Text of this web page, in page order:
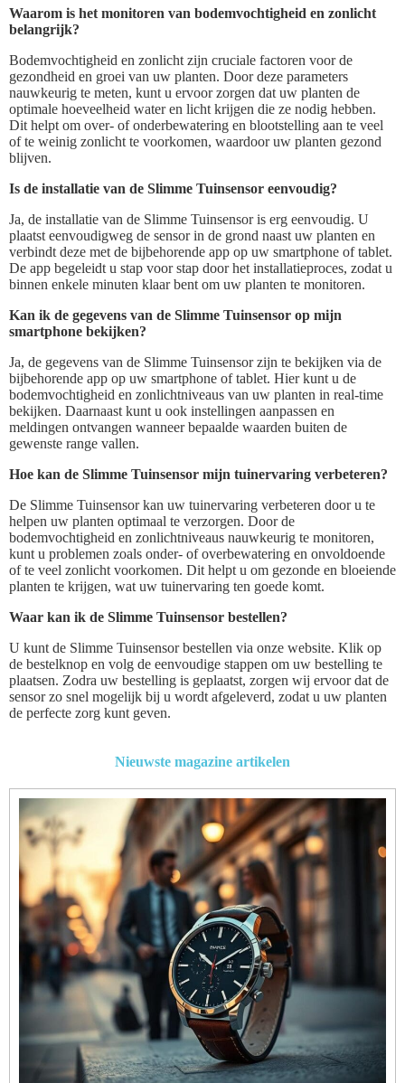
Waarom is het monitoren van bodemvochtigheid en zonlicht
belangrijk?
Bodemvochtigheid en zonlicht zijn cruciale factoren voor de
gezondheid en groei van uw planten. Door deze parameters
nauwkeurig te meten, kunt u ervoor zorgen dat uw planten de
optimale hoeveelheid water en licht krijgen die ze nodig hebben.
Dit helpt om over- of onderbewatering en blootstelling aan te veel
of te weinig zonlicht te voorkomen, waardoor uw planten gezond
blijven.
Is de installatie van de Slimme Tuinsensor eenvoudig?
Ja, de installatie van de Slimme Tuinsensor is erg eenvoudig. U
plaatst eenvoudigweg de sensor in de grond naast uw planten en
verbindt deze met de bijbehorende app op uw smartphone of tablet.
De app begeleidt u stap voor stap door het installatieproces, zodat u
binnen enkele minuten klaar bent om uw planten te monitoren.
Kan ik de gegevens van de Slimme Tuinsensor op mijn
smartphone bekijken?
Ja, de gegevens van de Slimme Tuinsensor zijn te bekijken via de
bijbehorende app op uw smartphone of tablet. Hier kunt u de
bodemvochtigheid en zonlichtniveaus van uw planten in real-time
bekijken. Daarnaast kunt u ook instellingen aanpassen en
meldingen ontvangen wanneer bepaalde waarden buiten de
gewenste range vallen.
Hoe kan de Slimme Tuinsensor mijn tuinervaring verbeteren?
De Slimme Tuinsensor kan uw tuinervaring verbeteren door u te
helpen uw planten optimaal te verzorgen. Door de
bodemvochtigheid en zonlichtniveaus nauwkeurig te monitoren,
kunt u problemen zoals onder- of overbewatering en onvoldoende
of te veel zonlicht voorkomen. Dit helpt u om gezonde en bloeiende
planten te krijgen, wat uw tuinervaring ten goede komt.
Waar kan ik de Slimme Tuinsensor bestellen?
U kunt de Slimme Tuinsensor bestellen via onze website. Klik op
de bestelknop en volg de eenvoudige stappen om uw bestelling te
plaatsen. Zodra uw bestelling is geplaatst, zorgen wij ervoor dat de
sensor zo snel mogelijk bij u wordt afgeleverd, zodat u uw planten
de perfecte zorg kunt geven.
Nieuwste magazine artikelen